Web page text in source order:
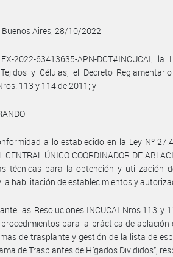
Buenos Aires, 28/10/2022
2022-63413635-APN-DCT#INCUCAI,
y Células, el Decreto
113 y 114 de 2011; y
a lo establecido en la Ley Nº
CENTRAL ÚNICO COORDINADOR DE
técnicas para la obtención y utilización
la habilitación de establecimientos y
las Resoluciones INCUCAI Nros.113 y
para la práctica de
de trasplante y gestión de la lista de
de Trasplantes de Hígados Divididos”,